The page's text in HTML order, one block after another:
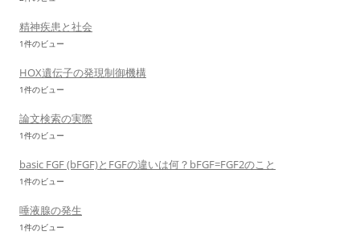
精神疾患と社会
1件のビュー
HOX遺伝子の発現制御機構
1件のビュー
論文検索の実際
1件のビュー
basic FGF (bFGF)とFGFの違いは何？bFGF=FGF2のこと
1件のビュー
唾液腺の発生
1件のビュー